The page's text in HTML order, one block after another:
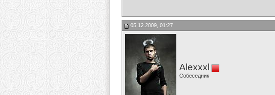
05.12.2009, 01:27
Alexxxl
Собеседник